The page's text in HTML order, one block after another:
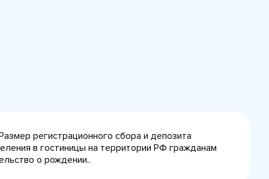
регистрационного сбора и депозита
в гостиницы на территории РФ гражданам
о рождении..